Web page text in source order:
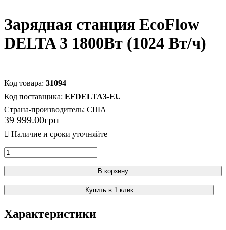
Зарядная станция EcoFlow
DELTA 3 1800Вт (1024 Вт/ч)
31094
EFDELTA3-EU
Страна-производитель: США
39 999.00грн
В корзину
Купить в 1 клик
Характеристики